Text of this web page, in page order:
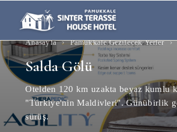
Anasayfa › Pamukkale Gezilecek Yerler ›
Salda Gölü
Otelden 120 km uzakta beyaz kumlu
"Türkiye'nin Maldivleri". Günübirlik
sürüş.